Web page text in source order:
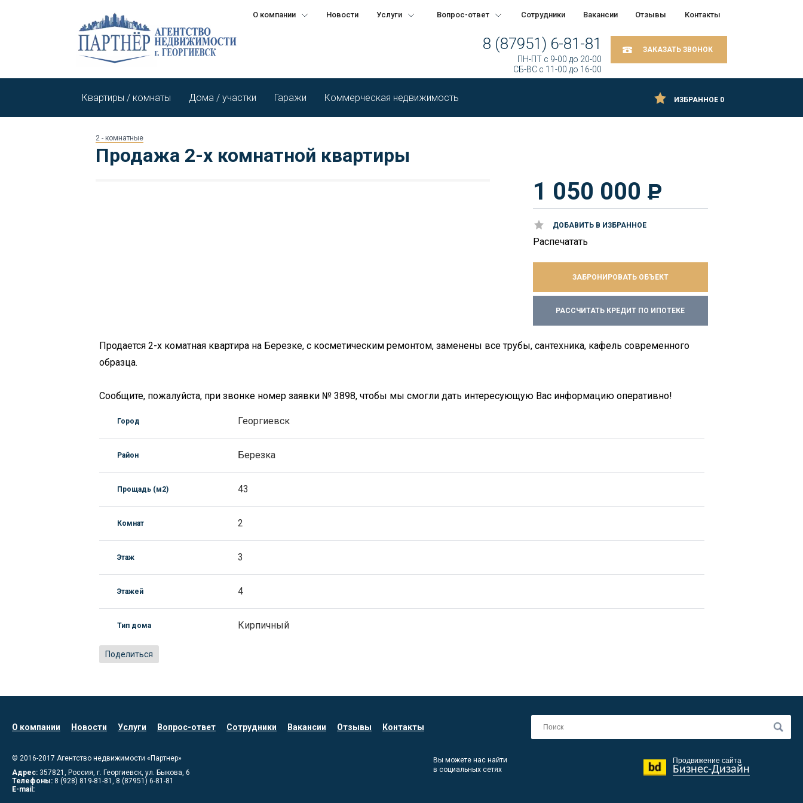
О компании Новости Услуги Вопрос-ответ Сотрудники Вакансии Отзывы Контакты
ЗАКАЗАТЬ ЗВОНОК
8 (87951) 6-81-81
ПН-ПТ c 9-00 до 20-00
СБ-ВС c 11-00 до 16-00
ИЗБРАННОЕ 0
Квартиры / комнаты Дома / участки Гаражи Коммерческая недвижимость
2 - комнатные
Продажа 2-х комнатной квартиры
1 050 000
ДОБАВИТЬ В ИЗБРАННОЕ
Распечатать
ЗАБРОНИРОВАТЬ ОБЪЕКТ
РАССЧИТАТЬ КРЕДИТ ПО ИПОТЕКЕ
Продается 2-х коматная квартира на Березке, с косметическим ремонтом, заменены все трубы, сантехника, кафель современного
образца.
Сообщите, пожалуйста, при звонке номер заявки № 3898, чтобы мы смогли дать интересующую Вас информацию оперативно!
Город Георгиевск
Район Березка
Прощадь (м2) 43
Комнат 2
Этаж 3
Этажей 4
Тип дома Кирпичный
Поделиться
О компании Новости Услуги Вопрос-ответ Сотрудники Вакансии Отзывы Контакты
Продвижение сайта
Бизнес-Дизайн
© 2016-2017 Агентство недвижимости «Партнер»
Адрес: 357821 , Россия, г. Георгиевск, ул. Быкова, 6
Телефоны: 8 (928) 819-81-81 , 8 (87951) 6-81-81
E-mail:
Вы можете нас найти
в социальных сетях